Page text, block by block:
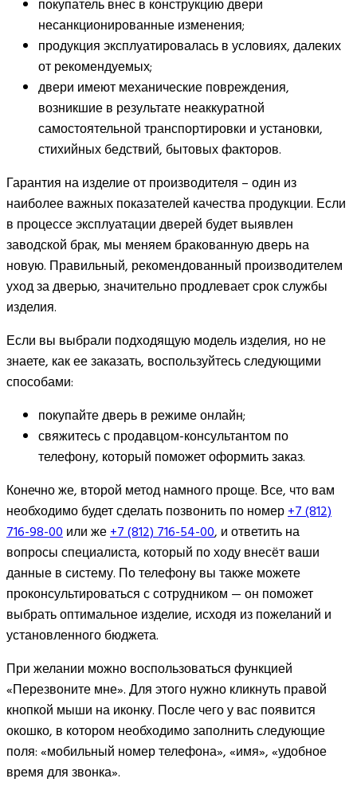
покупатель внес в конструкцию двери
несанкционированные изменения;
продукция эксплуатировалась в условиях, далеких
от рекомендуемых;
двери имеют механические повреждения,
возникшие в результате неаккуратной
самостоятельной транспортировки и установки,
стихийных бедствий, бытовых факторов.
Гарантия на изделие от производителя – один из
наиболее важных показателей качества продукции. Если
в процессе эксплуатации дверей будет выявлен
заводской брак, мы меняем бракованную дверь на
новую. Правильный, рекомендованный производителем
уход за дверью, значительно продлевает срок службы
изделия.
Если вы выбрали подходящую модель изделия, но не
знаете, как ее заказать, воспользуйтесь следующими
способами:
покупайте дверь в режиме онлайн;
свяжитесь с продавцом-консультантом по
телефону, который поможет оформить заказ.
Конечно же, второй метод намного проще. Все, что вам
необходимо будет сделать позвонить по номер+7 (812)
716-98-00или же+7 (812) 716-54-00, и ответить на
вопросы специалиста, который по ходу внесёт ваши
данные в систему. По телефону вы также можете
проконсультироваться с сотрудником — он поможет
выбрать оптимальное изделие, исходя из пожеланий и
установленного бюджета.
При желании можно воспользоваться функцией
«Перезвоните мне». Для этого нужно кликнуть правой
кнопкой мыши на иконку. После чего у вас появится
окошко, в котором необходимо заполнить следующие
поля: «мобильный номер телефона», «имя», «удобное
время для звонка».